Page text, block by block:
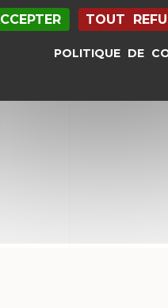
site dans le
TOUT
POLITIQUE DE